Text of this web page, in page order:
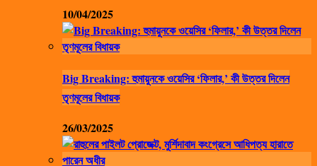
10/04/2025
Big Breaking: হুমায়ুনকে ওয়েসির ‘ফিলার,’ কী উত্তর দিলেন
তৃণমূলের বিধায়ক
26/03/2025